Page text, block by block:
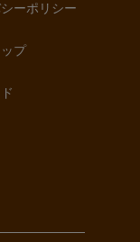
ーポリシー
プ